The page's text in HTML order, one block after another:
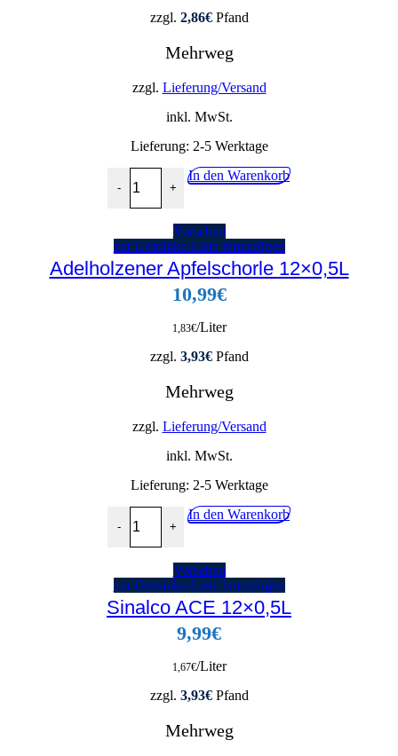
zzgl. 2,86€Pfand
Mehrweg
zzgl. Lieferung/Versand
inkl. MwSt.
Lieferung: 2-5 Werktage
-
Güldenkron Orangensaft 6x1,0L Menge
+
In den Warenkorb
Vorschau
zur Getränke-Liste hinzufügen
Adelholzener Apfelschorle 12×0,5L
10,99€
1,83€/Liter
zzgl. 3,93€Pfand
Mehrweg
zzgl. Lieferung/Versand
inkl. MwSt.
Lieferung: 2-5 Werktage
-
Adelholzener Apfelschorle 12x0,5L Menge
+
In den Warenkorb
Vorschau
zur Getränke-Liste hinzufügen
Sinalco ACE 12×0,5L
9,99€
1,67€/Liter
zzgl. 3,93€Pfand
Mehrweg